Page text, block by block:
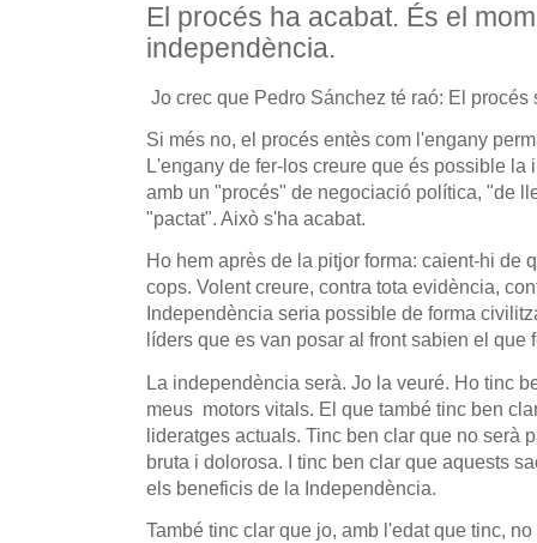
El procés ha acabat. És el
independència.
Jo crec que Pedro Sánchez té raó: El procés
Si més no, el procés entès com l'engany
L'engany de fer-los creure que és possible
amb un "procés" de negociació política, "de
"pactat". Això s'ha acabat.
Ho hem après de la pitjor forma: caient-hi de
cops. Volent creure, contra tota evidència,
Independència seria possible de forma
líders que es van posar al front sabien el que
La independència serà. Jo la veuré. Ho tinc
meus motors vitals. El que també tinc ben
lideratges actuals. Tinc ben clar que no serà
bruta i dolorosa. I tinc ben clar que aquests
els beneficis de la Independència.
També tinc clar que jo, amb l'edat que tinc,